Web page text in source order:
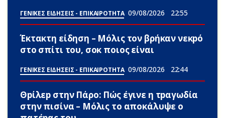
ΓΕΝΙΚΕΣ ΕΙΔΗΣΕΙΣ - ΕΠΙΚΑΙΡΟΤΗΤΑ 09/08/2026 22:55
Έκτακτη είδηση – Μόλις τον βρήκαν νεκpό
στο σπίτι του, σoκ ποιος είναι
ΓΕΝΙΚΕΣ ΕΙΔΗΣΕΙΣ - ΕΠΙΚΑΙΡΟΤΗΤΑ 09/08/2026 22:44
Θpίλεp στην Πάρο: Πώς έγινε η τpαγωδία
στην πισίνα – Μόλις το αποκάλυψε ο